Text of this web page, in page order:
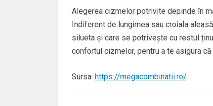
Alegerea cizmelor potrivite depinde în
Indiferent de lungimea sau croiala
silueta și care se potrivește cu restul
confortul cizmelor, pentru a te asigura
Sursa: https://megacombinatii.ro/